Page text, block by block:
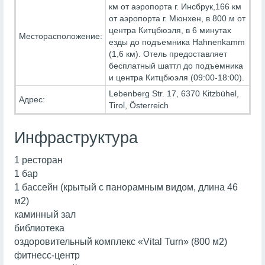
Месторасположение:
км от аэропорта г. Инсбрук,166 км
от аэропорта г. Мюнхен, в 800 м от
центра Китцбюэля, в 6 минутах
езды до подъемника Hahnenkamm
(1,6 км). Отель предоставляет
бесплатный шаттл до подъемника
и центра Китцбюэля (09:00-18:00).
Адрес:
Lebenberg Str. 17, 6370 Kitzbühel,
Tirol, Österreich
Инфраструктура
1 ресторан
1 бар
1 бассейн (крытый с панорамным видом, длина 46
м2)
каминный зал
библиотека
оздоровительный комплекс «Vital Turn» (800 м2)
фитнесс-центр